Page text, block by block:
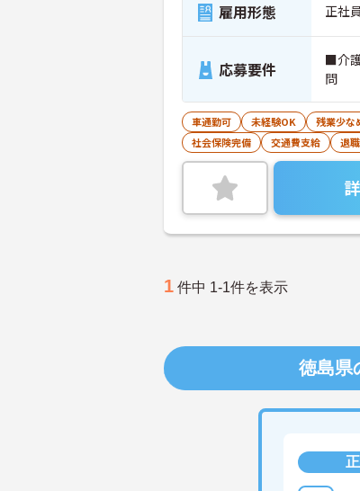
雇用形態 正社
応募要件
■介
問
車通勤可 未経験OK 残業少な
社会保険完備
交通費支給 退
1 件中 1-1件を表示
徳島県